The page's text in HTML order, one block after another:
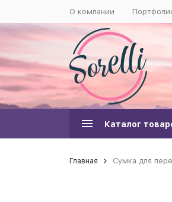
О компании
Каталог
Главная Сумка для